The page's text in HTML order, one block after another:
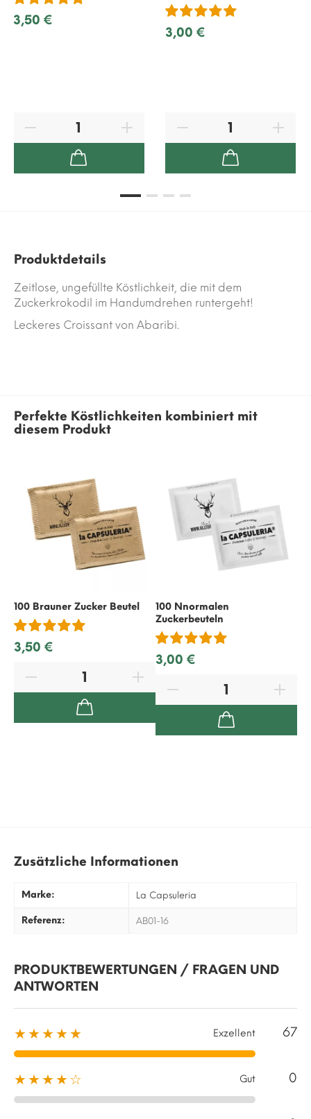
3,50 €
3,00 €
Produktdetails
Zeitlose, ungefüllte Köstlichkeit, die mit dem
Zuckerkrokodil im Handumdrehen runtergeht!
Leckeres Croissant von Abaribi.
Perfekte Köstlichkeiten kombiniert mit
diesem Produkt
100 Brauner Zucker Beutel
3,50 €
100 Nnormalen
Zuckerbeuteln
3,00 €
Zusätzliche Informationen
Marke: La Capsuleria
Referenz: AB01-16
PRODUKTBEWERTUNGEN / FRAGEN UND
ANTWORTEN
★★★★★ Exzellent 67
★★★★☆ Gut 0